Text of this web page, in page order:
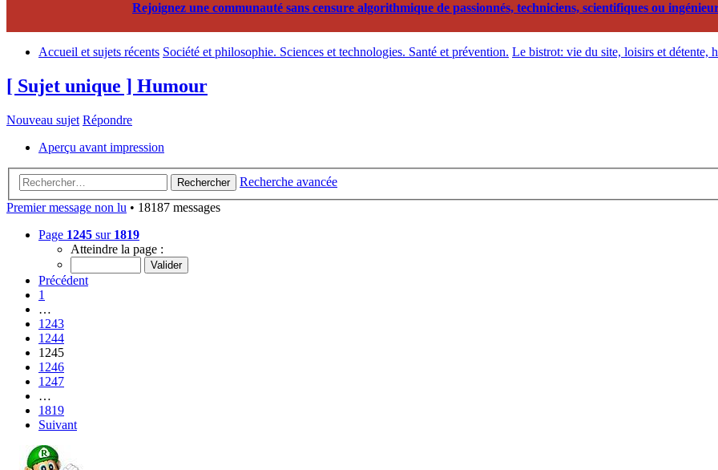
Rejoignez une communauté sans censure algorithmique de passionnés, techniciens, scientifiques ou
Accueil et sujets récents Société et philosophie. Sciences et technologies. Santé et prévention. Le bistrot: vie du site, loisirs et détente,
[ Sujet unique ] Humour
Nouveau sujet Répondre
Aperçu avant impression
Rechercher
Recherche avancée
Premier message non lu • 18187 messages
Page 1245 sur 1819
Atteindre la page :
Précédent
1
…
1243
1244
1245
1246
1247
…
1819
Suivant